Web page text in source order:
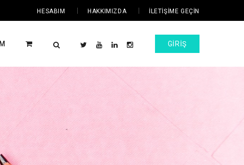
HESABIM HAKKIMIZDA İLETIŞIME GEÇIN
GIRIŞ